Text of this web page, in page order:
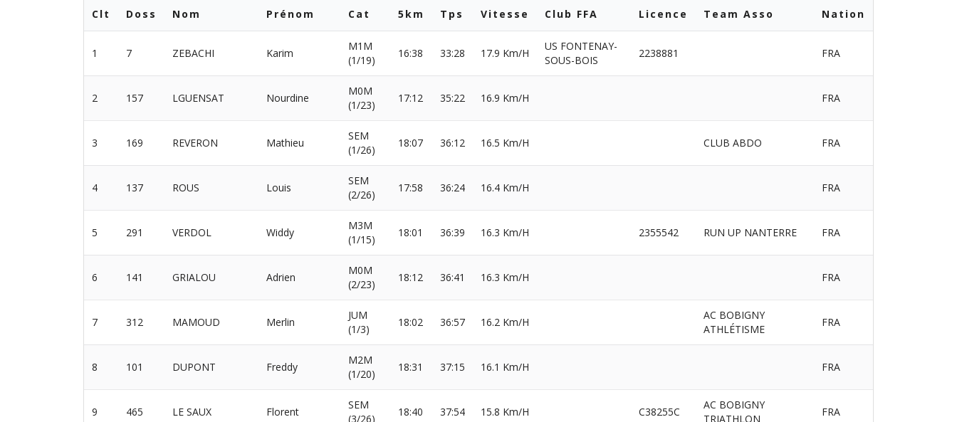
Clt Doss Nom Prénom Cat 5km Tps Vitesse Club FFA Licence Team Asso Nation
1 7 ZEBACHI Karim
M1M
(1/19)
16:38 33:28 17.9 Km/H
US FONTENAY-
SOUS-BOIS
2238881 FRA
2 157 LGUENSAT Nourdine
M0M
(1/23)
17:12 35:22 16.9 Km/H FRA
3 169 REVERON Mathieu
SEM
(1/26)
18:07 36:12 16.5 Km/H CLUB ABDO FRA
4 137 ROUS Louis
SEM
(2/26)
17:58 36:24 16.4 Km/H FRA
5 291 VERDOL Widdy
M3M
(1/15)
18:01 36:39 16.3 Km/H 2355542 RUN UP NANTERRE FRA
6 141 GRIALOU Adrien
M0M
(2/23)
18:12 36:41 16.3 Km/H FRA
7 312 MAMOUD Merlin
JUM
(1/3)
18:02 36:57 16.2 Km/H
AC BOBIGNY
ATHLÉTISME
FRA
8 101 DUPONT Freddy
M2M
(1/20)
18:31 37:15 16.1 Km/H FRA
9 465 LE SAUX Florent
SEM
(3/26)
18:40 37:54 15.8 Km/H C38255C
AC BOBIGNY
TRIATHLON
FRA